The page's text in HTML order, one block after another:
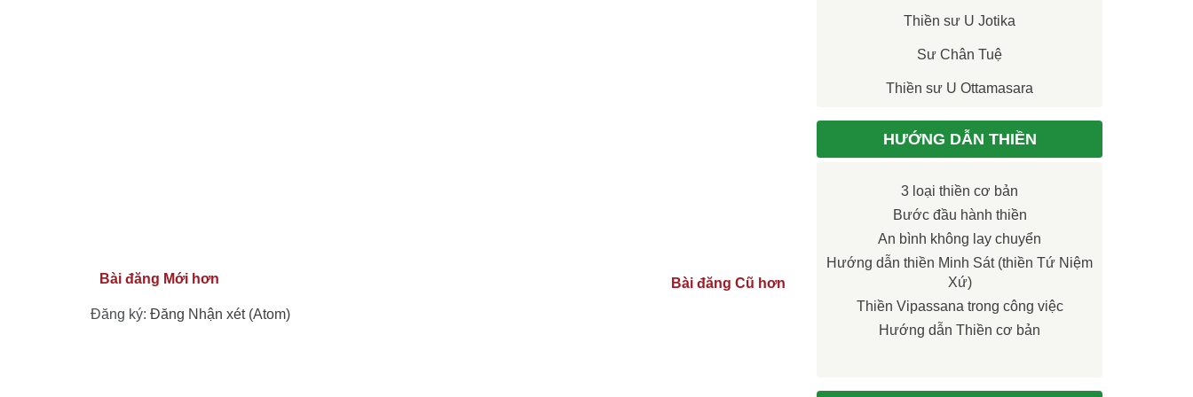
Bài đăng Mới hơn Bài đăng Cũ hơn
Đăng ký: Đăng Nhận xét (Atom)
Thiền sư U Jotika
Sư Chân Tuệ
Thiền sư U Ottamasara
HƯỚNG DẪN THIỀN
3 loại thiền cơ bản
Bước đầu hành thiền
An bình không lay chuyển
Hướng dẫn thiền Minh Sát (thiền Tứ Niệm
Xứ)
Thiền Vipassana trong công việc
Hướng dẫn Thiền cơ bản